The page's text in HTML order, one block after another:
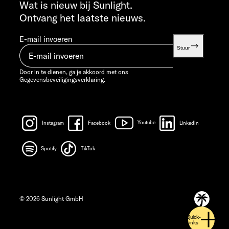
Quick-
Links
Wat is nieuw bij Sunlight.
Ontvang het laatste nieuws.
E-mail invoeren
Stuur
Door in te dienen, ga je akkoord met ons
Gegevensbeveiligingsverklaring.
Instagram Facebook Youtube LinkedIn
Spotify TikTok
© 2026 Sunlight GmbH